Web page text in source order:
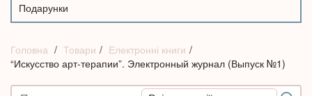
Подарунки
Головна Товари
Електронні книги
“Искусство арт-терапии”. Электронный журнал (Выпуск №1)